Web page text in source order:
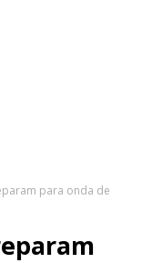
para onda de